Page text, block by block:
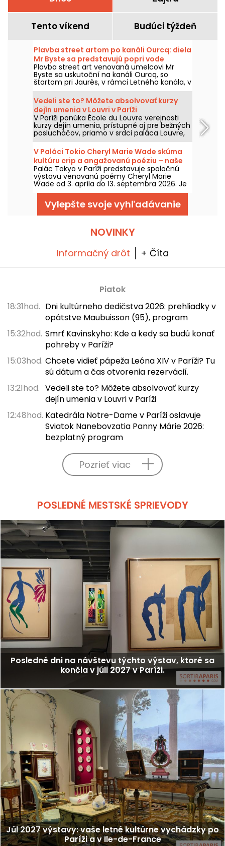
Tento víkend Budúci týždeň
Plavba street artom po kanáli Ourcq: diela
Mr Byste sa predstavujú popri vode
Plavba street art venovaná umelcovi Mr
Byste sa uskutoční na kanáli Ourcq, so
štartom pri Jaurès, v rámci Letného kanála, v
sobotu 8. augusta 2026. Na programe:
výstava na palube, komentovaná prehliadka
fresiek viditeľných z vody a objavovanie
sveta cez šablóny tohto umelca.
Vedeli ste to? Môžete absolvovať kurzy
dejín umenia v Louvri v Paríži
V Paríži ponúka École du Louvre verejnosti
kurzy dejín umenia, prístupné aj pre bežných
poslucháčov, priamo v srdci paláca Louvre,
každý rok od septembra do júna. Bezplatné
prednášky organizuje múzeum aj
príležitostne. Môžete sa tak stať
neotrasiteľnými expertmi na históriu
umenia!
V Paláci Tokio Cheryl Marie Wade skúma
kultúru crip a angažovanú poéziu – naše
fotografie.
Palác Tokyo v Paríži predstavuje spoločnú
výstavu venovanú poémy Cheryl Marie
Wade od 3. apríla do 13. septembra 2026. Je
venovaná tejto osobe zo scény crip v
Berkeley a trasa výstavy spája archívy,
performancie a inštalácie, aby predstavila
slovo, ktoré je zároveň poetické, militantné a
Vylepšte svoje vyhľadávanie
NOVINKY
Informačný drôt + Číta
Piatok
18:31hod. Dni kultúrneho dedičstva 2026: prehliadky v
opátstve Maubuisson (95), program
15:32hod. Smrť Kavinskyho: Kde a kedy sa budú konať
pohreby v Paríži?
15:03hod. Chcete vidieť pápeža Leóna XIV v Paríži? Tu
sú dátum a čas otvorenia rezervácií.
13:21hod. Vedeli ste to? Môžete absolvovať kurzy
dejín umenia v Louvri v Paríži
12:48hod. Katedrála Notre-Dame v Paríži oslavuje
Sviatok Nanebovzatia Panny Márie 2026:
bezplatný program
Pozrieť viac
POSLEDNÉ MESTSKÉ SPRIEVODY
Posledné dni na návštevu týchto výstav, ktoré sa
končia v júli 2027 v Paríži.
Júl 2027 výstavy: vaše letné kultúrne vychádzky po
Paríži a v Ile-de-France